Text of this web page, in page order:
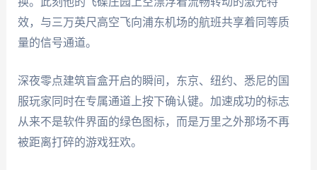
效，与三万英尺高空飞向浦东机场的航班共享着同等质
量的信号通道。
深夜零点建筑盲盒开启的瞬间，东京、纽约、悉尼的国
服玩家同时在专属通道上按下确认键。加速成功的标志
从来不是软件界面的绿色图标，而是万里之外那场不再
被距离打碎的游戏狂欢。